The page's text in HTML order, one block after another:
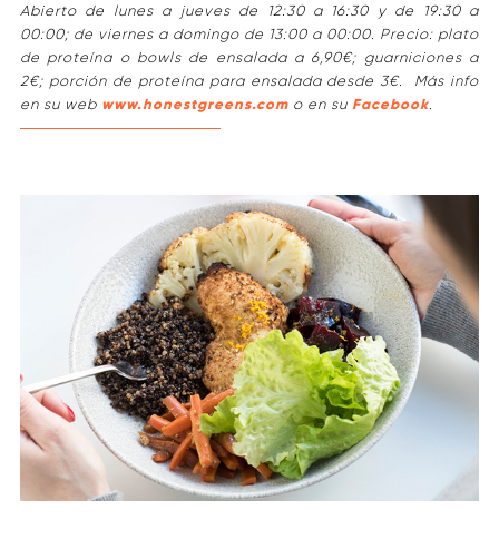
Abierto de lunes a jueves de 12:30 a 16:30 y de 19:30 a
00:00; de viernes a domingo de 13:00 a 00:00. Precio: plato
de proteína o bowls de ensalada a 6,90€; guarniciones a
2€; porción de proteína para ensalada desde 3€. Más info
en su web www.honestgreens.como en su Facebook.